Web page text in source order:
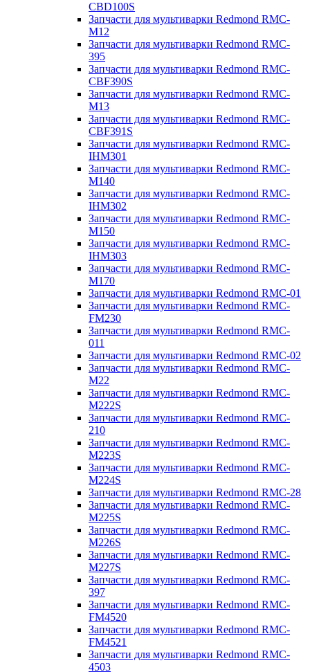
CBD100S
Запчасти для мультиварки Redmond RMC-
M12
Запчасти для мультиварки Redmond RMC-
395
Запчасти для мультиварки Redmond RMC-
CBF390S
Запчасти для мультиварки Redmond RMC-
M13
Запчасти для мультиварки Redmond RMC-
CBF391S
Запчасти для мультиварки Redmond RMC-
IHM301
Запчасти для мультиварки Redmond RMC-
M140
Запчасти для мультиварки Redmond RMC-
IHM302
Запчасти для мультиварки Redmond RMC-
M150
Запчасти для мультиварки Redmond RMC-
IHM303
Запчасти для мультиварки Redmond RMC-
M170
Запчасти для мультиварки Redmond RMC-01
Запчасти для мультиварки Redmond RMC-
FM230
Запчасти для мультиварки Redmond RMC-
011
Запчасти для мультиварки Redmond RMC-02
Запчасти для мультиварки Redmond RMC-
M22
Запчасти для мультиварки Redmond RMC-
M222S
Запчасти для мультиварки Redmond RMC-
210
Запчасти для мультиварки Redmond RMC-
M223S
Запчасти для мультиварки Redmond RMC-
M224S
Запчасти для мультиварки Redmond RMC-28
Запчасти для мультиварки Redmond RMC-
M225S
Запчасти для мультиварки Redmond RMC-
M226S
Запчасти для мультиварки Redmond RMC-
M227S
Запчасти для мультиварки Redmond RMC-
397
Запчасти для мультиварки Redmond RMC-
FM4520
Запчасти для мультиварки Redmond RMC-
FM4521
Запчасти для мультиварки Redmond RMC-
4503